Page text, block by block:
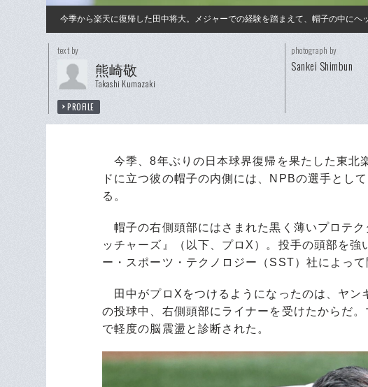
今季から楽天に復帰した田中将大。メジャーでの経験を踏まえて、帽子の中にヘ
text by
熊崎敬
Takashi Kumazaki
PROFILE
photograph by
Sankei Shimbun
今季、8年ぶりの日本球界復帰を果たした東北
ドに立つ彼の帽子の内側には、NPBの選手とし
る。
帽子の右側頭部にはさまれた黒く薄いプロテ
ッチャーズ』（以下、プロX）。投手の頭部を
ー・スポーツ・テクノロジー（SST）社によって
田中がプロXをつけるようになったのは、ヤン
の投球中、右側頭部にライナーを受けたからだ
で軽度の脳震盪と診断された。